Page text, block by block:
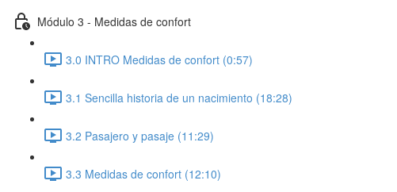
Módulo 3 - Medidas de confort
3.0 INTRO Medidas de confort (0:57)
3.1 Sencilla historia de un nacimiento (18:28)
3.2 Pasajero y pasaje (11:29)
3.3 Medidas de confort (12:10)